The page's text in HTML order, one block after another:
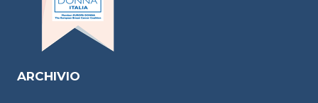
ARCHIVIO